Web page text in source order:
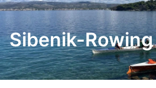
Sibenik-Rowing